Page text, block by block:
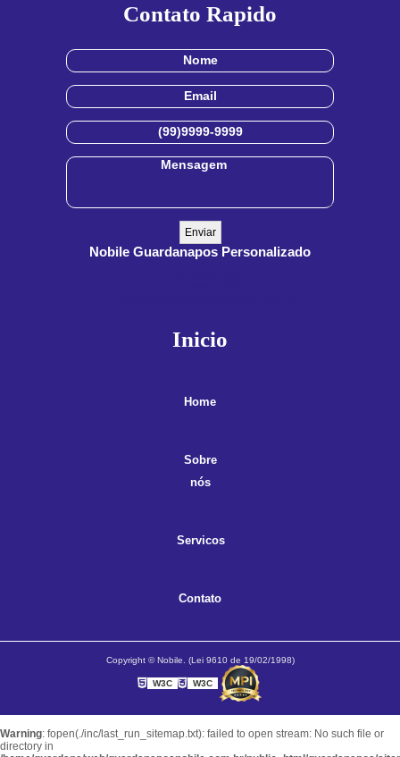
Contato Rapido
Nobile Guardanapos Personalizado
Inicio
Home
Sobre
nós
Servicos
Contato
Copyright © Nobile. (Lei 9610 de 19/02/1998)
W3C W3C
Warning: fopen(./inc/last_run_sitemap.txt): failed to open stream: No such file or
directory in